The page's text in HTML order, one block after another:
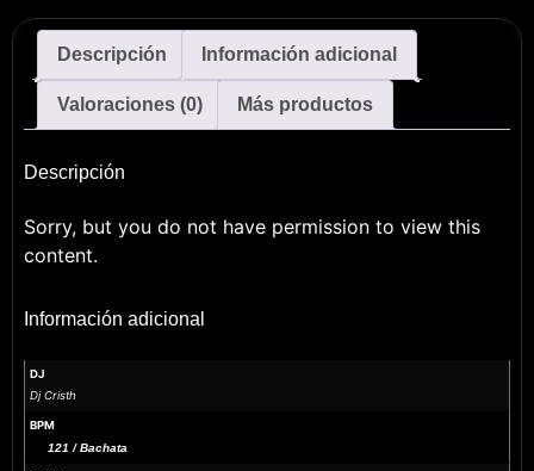
Descripción Información adicional
Valoraciones (0) Más productos
Descripción
Sorry, but you do not have permission to view this
content.
Información adicional
DJ
Dj Cristh
BPM
121 / Bachata